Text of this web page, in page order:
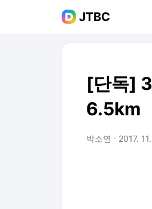
JTBC
[단독]
6.5km
박소연 2017.